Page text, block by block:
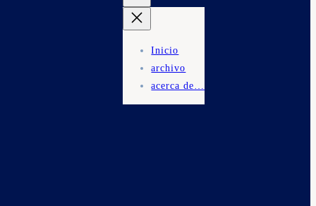
Inicio
archivo
acerca de…